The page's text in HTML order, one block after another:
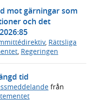
mot gärningar som
och det
, Rättsliga
, Regeringen
tid
från